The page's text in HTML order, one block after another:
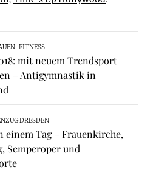
FITNESS
mit neuem Trendsport
– Antigymnastik in
DRESDEN
einem Tag – Frauenkirche,
Semperoper und